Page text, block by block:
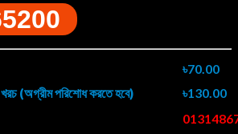
৳70.00
খরচ (অগ্রীম পরিশোধ করতে হবে)
৳130.00